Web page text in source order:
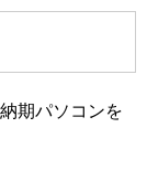
期パソコンを